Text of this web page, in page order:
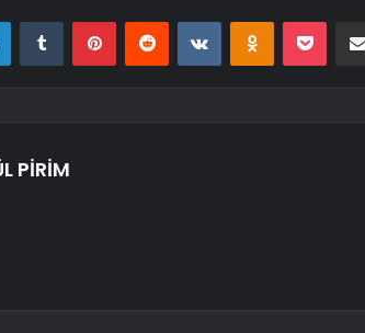
LinkedInTumblr PinterestReddit VKontakteOdnoklassniki
Pocket
PİRİM